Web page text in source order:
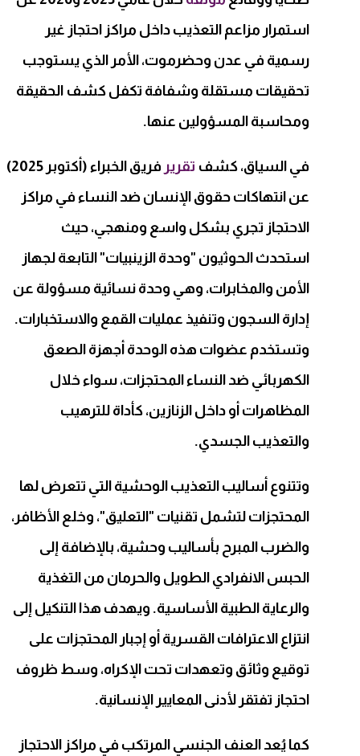
استمرار مزاعم التعذيب داخل مراكز احتجاز غير
رسمية في عدن وحضرموت، الأمر الذي يستوجب
تحقيقات مستقلة وشفافة تكفل كشف الحقيقة
ومحاسبة المسؤولين عنها.
في السياق، كشف تقرير
فريق الخبراء (أكتوبر 2025)
عن انتهاكات حقوق الإنسان ضد النساء في مراكز
الاحتجاز تجري بشكل واسع ومنهجي، حيث
استحدث الحوثيون "وحدة الزينبيات" التابعة لجهاز
الأمن والمخابرات، وهي وحدة نسائية مسؤولة عن
إدارة السجون وتنفيذ عمليات القمع والاستخبارات.
وتستخدم عضوات هذه الوحدة أجهزة الصعق
الكهربائي ضد النساء المحتجزات، سواء خلال
المظاهرات أو داخل الزنازين، كأداة للترهيب
والتعذيب الجسدي.
وتتنوع أساليب التعذيب الوحشية التي تتعرض لها
المحتجزات لتشمل تقنيات "التعليق"، وخلع الأظافر،
والضرب المبرح بأساليب وحشية، بالإضافة إلى
الحبس الانفرادي الطويل والحرمان من التغذية
والرعاية الطبية الأساسية. ويهدف هذا التنكيل إلى
انتزاع الاعترافات القسرية أو إجبار المحتجزات على
توقيع وثائق وتعهدات تحت الإكراه، وسط ظروف
احتجاز تفتقر لأدنى المعايير الإنسانية.
كما يُعد العنف الجنسي المرتكب في مراكز الاحتجاز